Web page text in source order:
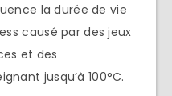
la durée de vie
causé par des jeux
et des
jusqu’à 100°C.